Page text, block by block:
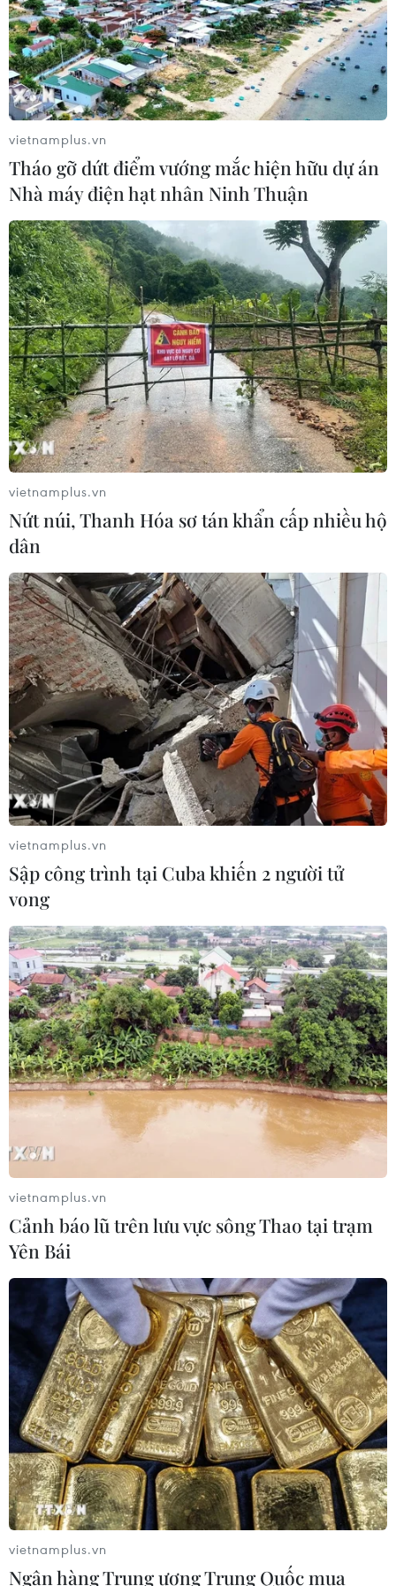
vietnamplus.vn
Tháo gỡ dứt điểm vướng mắc hiện hữu dự án
Nhà máy điện hạt nhân Ninh Thuận
vietnamplus.vn
Nứt núi, Thanh Hóa sơ tán khẩn cấp nhiều hộ
dân
vietnamplus.vn
Sập công trình tại Cuba khiến 2 người tử
vong
vietnamplus.vn
Cảnh báo lũ trên lưu vực sông Thao tại trạm
Yên Bái
vietnamplus.vn
Ngân hàng Trung ương Trung Quốc mua